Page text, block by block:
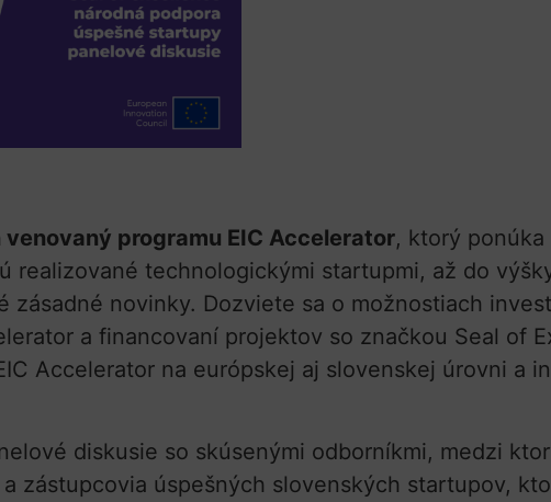
venovaný programu EIC Accelerator, ktorý
realizované technologickými startupmi, až do
zásadné novinky. Dozviete sa o možnostiach
a financovaní projektov so značkou Seal of
Accelerator na európskej aj slovenskej úrovni a
diskusie so skúsenými odborníkmi, medzi
zástupcovia úspešných slovenských startupov,